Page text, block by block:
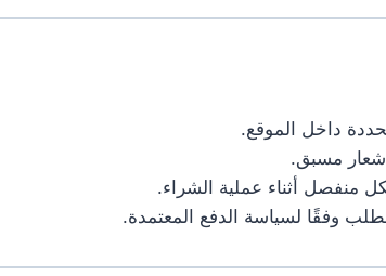
داخل الموقع.
مسبق.
أثناء عملية الشراء.
وفقًا لسياسة الدفع المعتمدة.